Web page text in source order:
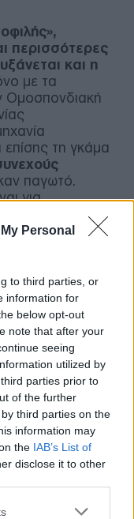
Personal
to third parties, or
information for
below opt-out
note that after your
seeing
utilized by
parties prior to
of the further
third parties on the
information may
the IAB’s List of
disclose it to other
or more Google
περισσότερες
και η
με τα
Ομοσπονδιακή
επίσης τη γκάμα
παγωτό.
για
η καραμέλα
σόγια, το
μπιζελιού
πολύ
Ρόκο. Το 2017
τη δεύτερη
World Tour»
και
δημιουργεί
όπως σαμπούκο
ο ίδιος από την
αυτές οι
μόνο για ένα
το καλοκαίρι
και σοκολάτα